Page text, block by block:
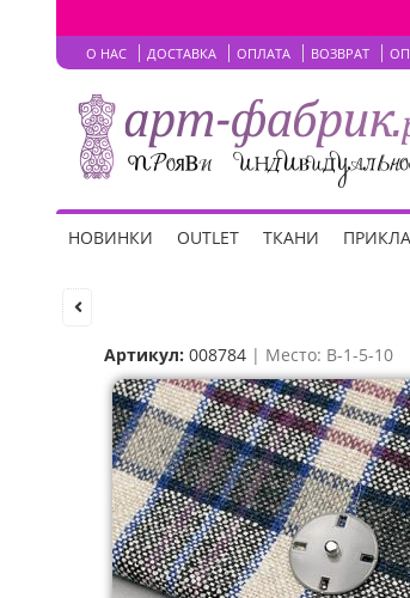
О НАС ДОСТАВКА ОПЛАТА ВОЗВРАТ
НОВИНКИ OUTLET ТКАНИ
Артикул: 008784 | Место: B-1-5-10